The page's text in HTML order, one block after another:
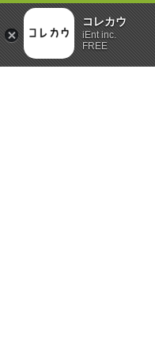
コレカウ
iEnt inc.
FREE